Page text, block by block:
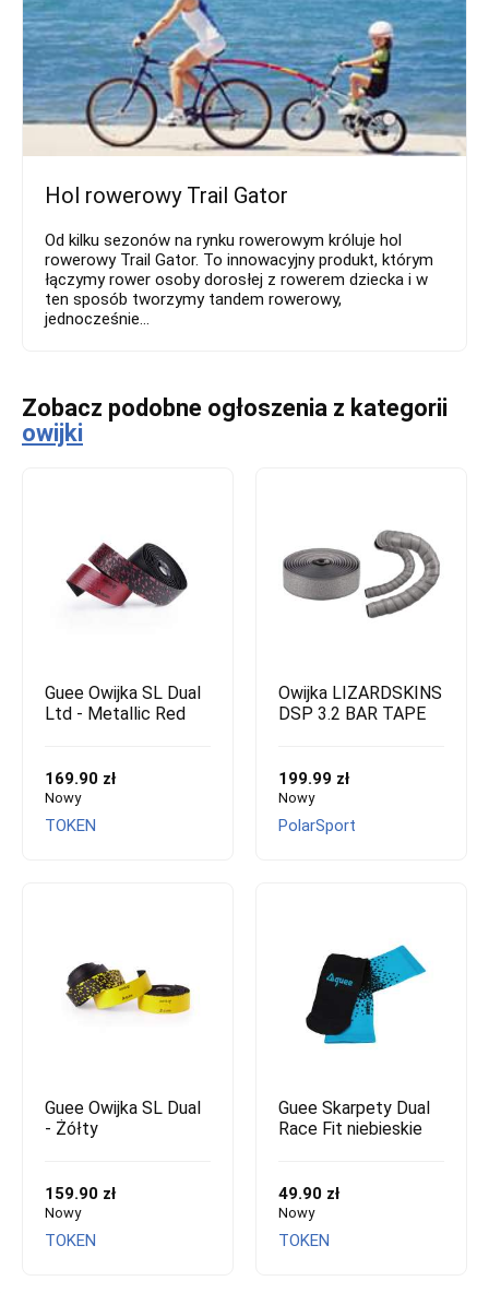
Hol rowerowy Trail Gator
Od kilku sezonów na rynku rowerowym króluje hol
rowerowy Trail Gator. To innowacyjny produkt, którym
łączymy rower osoby dorosłej z rowerem dziecka i w
ten sposób tworzymy tandem rowerowy,
jednocześnie...
Zobacz podobne ogłoszenia z kategorii
owijki
Guee Owijka SL Dual
Ltd - Metallic Red
169.90 zł
Nowy
TOKEN
Owijka LIZARDSKINS
DSP 3.2 BAR TAPE
199.99 zł
Nowy
PolarSport
Guee Owijka SL Dual
- Żółty
159.90 zł
Nowy
TOKEN
Guee Skarpety Dual
Race Fit niebieskie
49.90 zł
Nowy
TOKEN